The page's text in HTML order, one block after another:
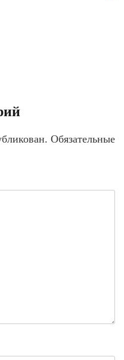
Обязательные